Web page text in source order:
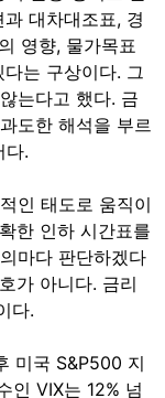
대차대조표, 경
영향, 물가목표
는 구상이다. 그
는다고 했다. 금
도한 해석을 부르
다.
인 태도로 움직이
한 인하 시간표를
마다 판단하겠다
가 아니다. 금리
다.
미국 S&P500 지
인 VIX는 12% 넘